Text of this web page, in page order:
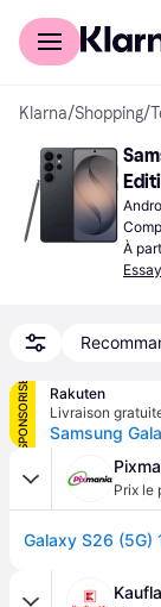
Acheter avec Klarna
Klarna/Shopping/
À
SPONSORISÉ
Rakuten
Livraison
Prix le